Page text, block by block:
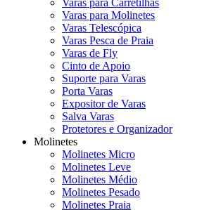
Varas para Carretilhas
Varas para Molinetes
Varas Telescópica
Varas Pesca de Praia
Varas de Fly
Cinto de Apoio
Suporte para Varas
Porta Varas
Expositor de Varas
Salva Varas
Protetores e Organizador
Molinetes
Molinetes Micro
Molinetes Leve
Molinetes Médio
Molinetes Pesado
Molinetes Praia